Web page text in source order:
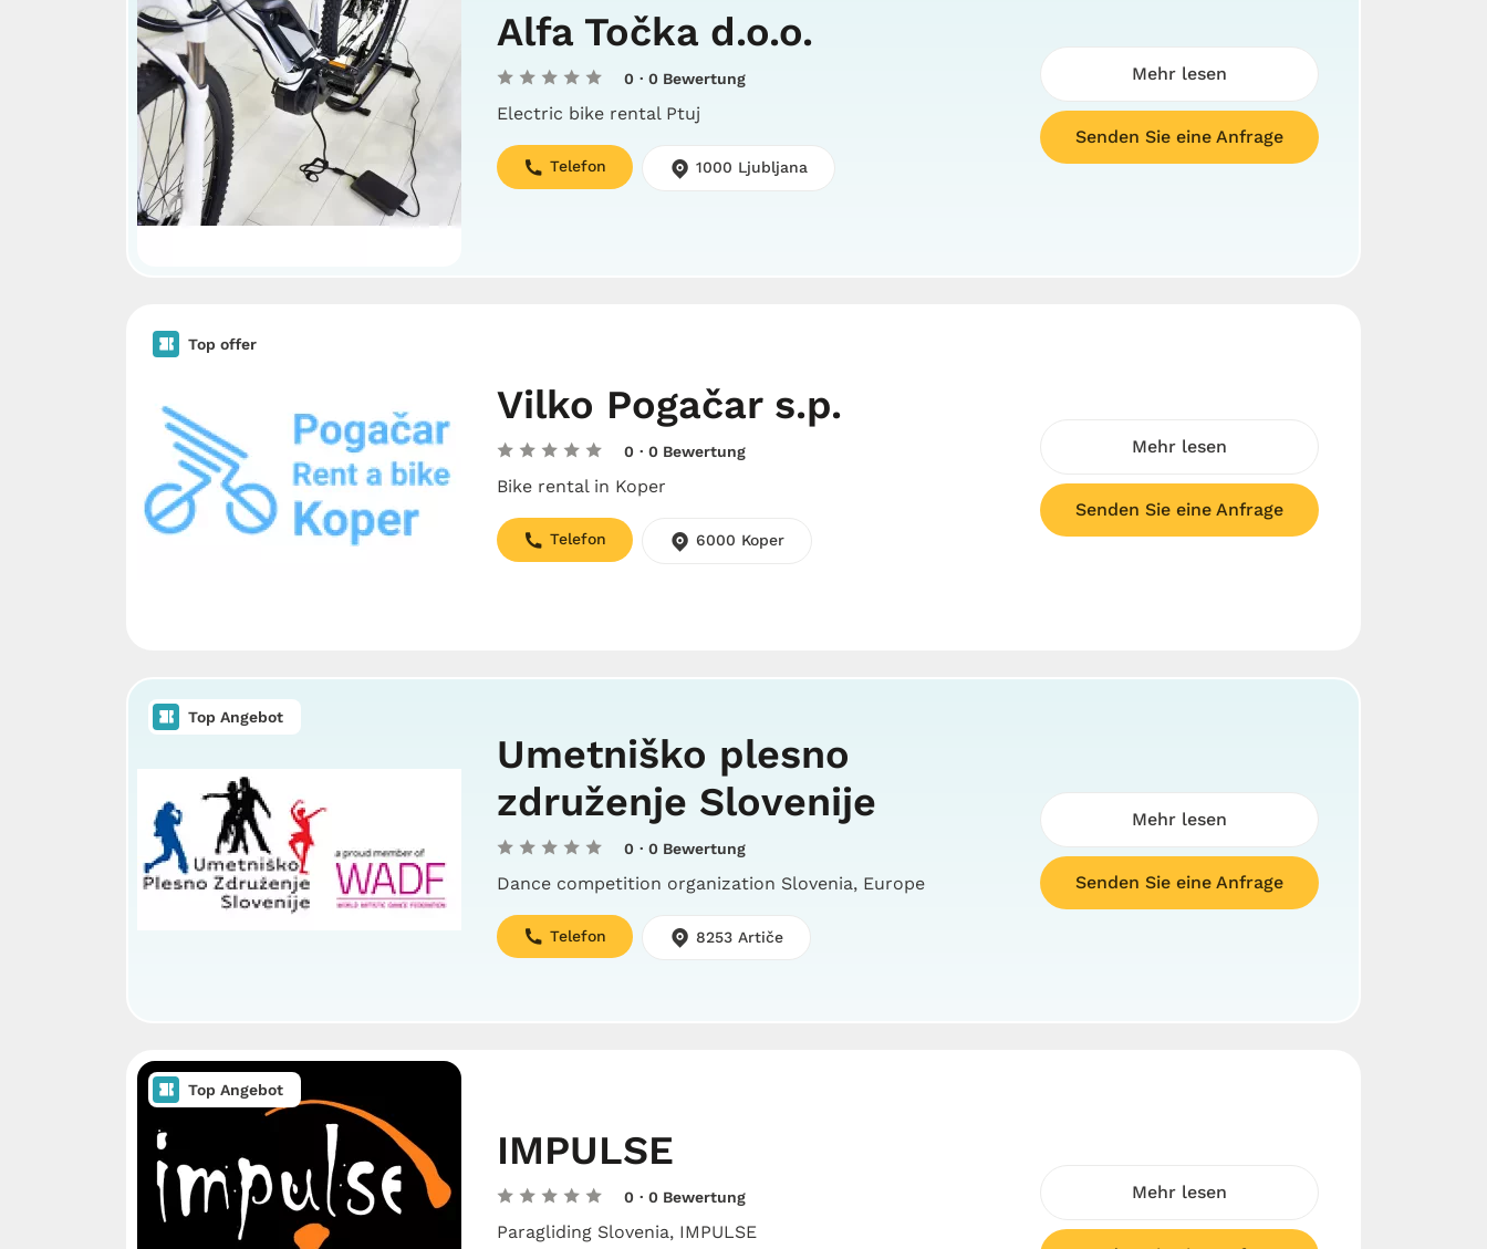
Alfa Točka d.o.o.
0 · 0 Bewertung
Electric bike rental Ptuj
Telefon 1000 Ljubljana
Mehr lesen
Senden Sie eine Anfrage
Top offer
Vilko Pogačar s.p.
0 · 0 Bewertung
Bike rental in Koper
Telefon 6000 Koper
Mehr lesen
Senden Sie eine Anfrage
Top Angebot
Umetniško plesno
združenje Slovenije
0 · 0 Bewertung
Dance competition organization Slovenia, Europe
Telefon 8253 Artiče
Mehr lesen
Senden Sie eine Anfrage
Top Angebot
IMPULSE
0 · 0 Bewertung
Paragliding Slovenia, IMPULSE
Mehr lesen